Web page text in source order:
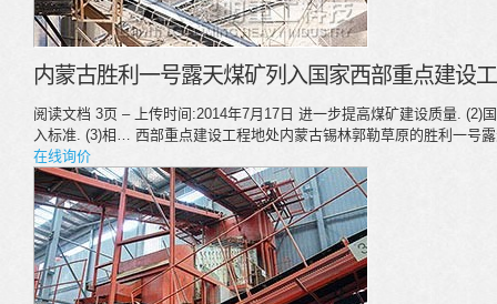
内蒙古胜利一号露天煤矿列入国家西部重点建设
阅读文档 3页 – 上传时间:2014年7月17日 进一步提高煤矿建设质量. (2)
入标准. (3)相… 西部重点建设工程地处内蒙古锡林郭勒草原的胜利一号
在线询价